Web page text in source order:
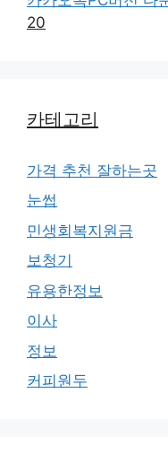
20
카테고리
가격 추천 잘하는곳
눈썹
민생회복지원금
보청기
유용한정보
이사
정보
커피원두